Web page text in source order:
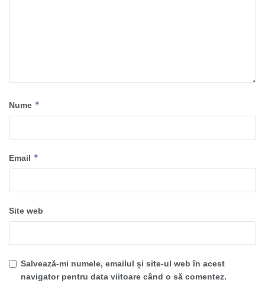
Nume *
Email *
Site web
Salvează-mi numele, emailul și site-ul web în acest
navigator pentru data viitoare când o să comentez.